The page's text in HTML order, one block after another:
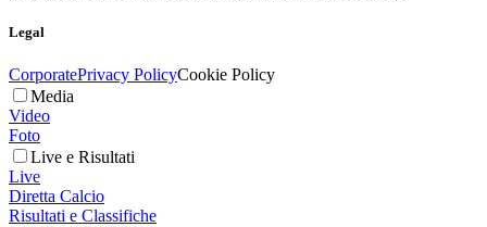
Legal
CorporatePrivacy PolicyCookie Policy
Media
Video
Foto
Live e Risultati
Live
Diretta Calcio
Risultati e Classifiche